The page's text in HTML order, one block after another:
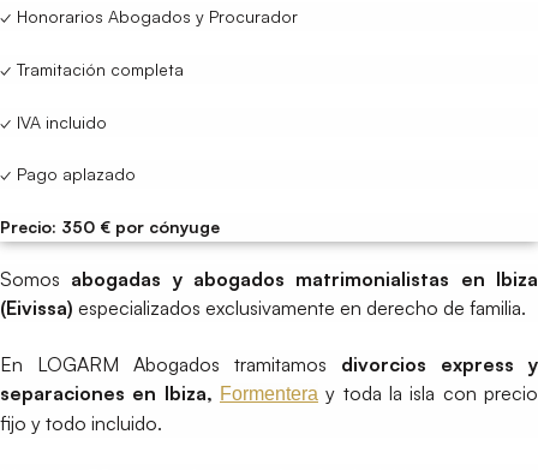
✓ Honorarios Abogados y Procurador
✓ Tramitación completa
✓ IVA incluido
✓ Pago aplazado
Precio: 350 € por cónyuge
Somos abogadas y abogados matrimonialistas en Ibiza
(Eivissa) especializados exclusivamente en derecho de familia.
En LOGARM Abogados tramitamos divorcios express y
separaciones en Ibiza, Formentera y toda la isla con precio
fijo y todo incluido.